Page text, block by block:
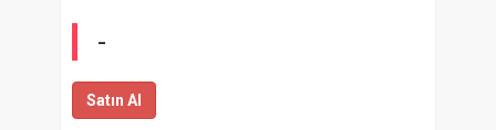
-
Satın Al